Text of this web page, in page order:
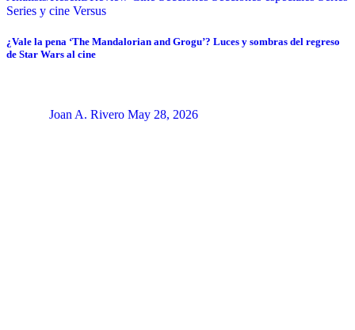
Series y cine Versus
¿Vale la pena ‘The Mandalorian and Grogu’? Luces y sombras del regreso
de Star Wars al cine
Joan A. Rivero May 28, 2026